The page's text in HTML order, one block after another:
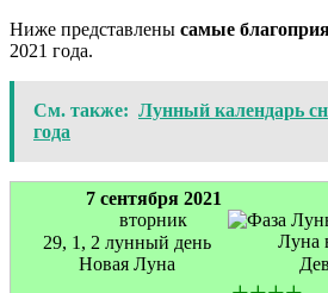
Ниже представлены самые
2021 года.
См. также: Лунный календарь
года
7 сентября 2021
вторник
29, 1, 2 лунный день
Новая Луна
Луна